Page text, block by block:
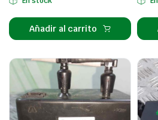
Añadir al carrito